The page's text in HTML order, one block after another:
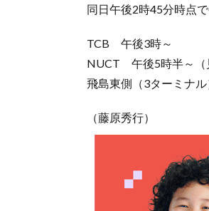
同日午後2時45分時点
TCB 午後3時～
NUCT 午後5時半～（
飛島東側（3ターミナ
（藤原秀行）